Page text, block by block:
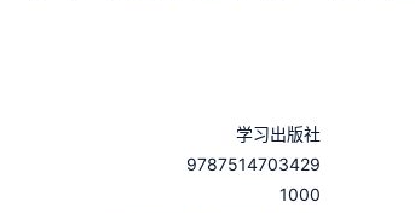
学习出版社
9787514703429
1000